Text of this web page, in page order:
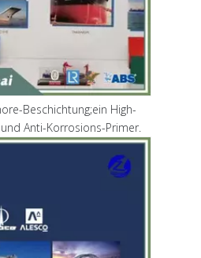
Beschichtung;ein High-
Anti-Korrosions-Primer.